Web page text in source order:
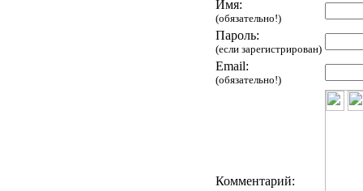
Имя:
(обязательно!)
Пароль:
(если зарегистрирован)
Email:
(обязательно!)
Комментарий: